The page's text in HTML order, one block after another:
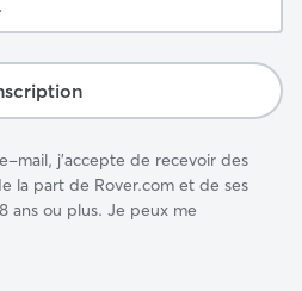
mail, j'accepte de recevoir des
la part de Rover.com et de ses
ans ou plus. Je peux me